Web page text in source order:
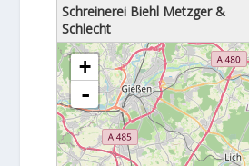
Schreinerei Biehl Metzger &
Schlecht
Karte wird geladen - bitte warten...
+
-